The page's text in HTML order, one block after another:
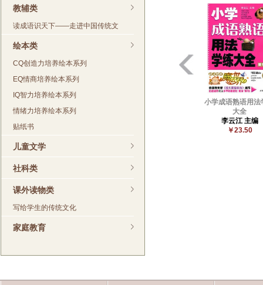
教辅类
读成语识天下——走进中国传统文
绘本类
CQ创造力培养绘本系列
EQ情商培养绘本系列
IQ智力培养绘本系列
情绪力培养绘本系列
贴纸书
儿童文学
社科类
课外读物类
写给学生的传统文化
家庭教育
小学成语熟语用法
大全
李云江 主编
￥23.50